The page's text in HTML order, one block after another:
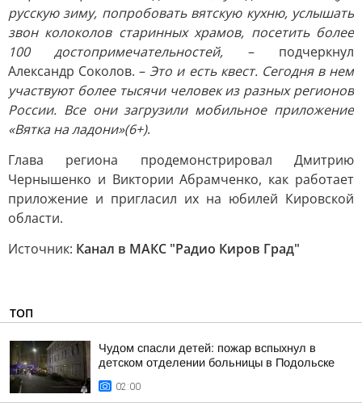
русскую зиму, попробовать вятскую кухню, услышать
звон колоколов старинных храмов, посетить более
100 достопримечательностей, – подчеркнул
Александр Соколов. –Это и есть квест. Сегодня в нем
участвуют более тысячи человек из разных регионов
России. Все они загрузили мобильное приложение
«Вятка на ладони»(6+).
Глава региона продемонстрировал Дмитрию
Чернышенко и Виктории Абрамченко, как работает
приложение и пригласил их на юбилей Кировской
области.
Источник: Канал в МАКС "Радио Киров Град"
ТОП
Чудом спасли детей: пожар вспыхнул в
детском отделении больницы в Подольске
02:00